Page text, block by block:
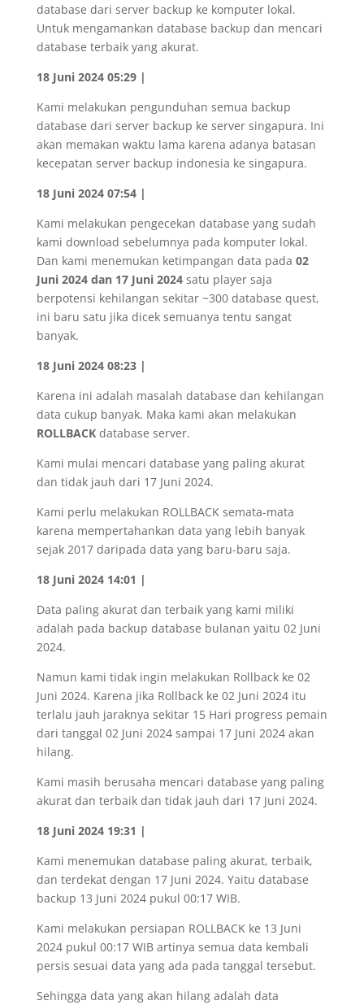
database dari server backup ke komputer lokal.
Untuk mengamankan database backup dan mencari
database terbaik yang akurat.
18 Juni 2024 05:29 |
Kami melakukan pengunduhan semua backup
database dari server backup ke server singapura. Ini
akan memakan waktu lama karena adanya batasan
kecepatan server backup indonesia ke singapura.
18 Juni 2024 07:54 |
Kami melakukan pengecekan database yang sudah
kami download sebelumnya pada komputer lokal.
Dan kami menemukan ketimpangan data pada 02
Juni 2024 dan 17 Juni 2024satu player saja
berpotensi kehilangan sekitar ~300 database quest,
ini baru satu jika dicek semuanya tentu sangat
banyak.
18 Juni 2024 08:23 |
Karena ini adalah masalah database dan kehilangan
data cukup banyak. Maka kami akan melakukan
ROLLBACKdatabase server.
Kami mulai mencari database yang paling akurat
dan tidak jauh dari 17 Juni 2024.
Kami perlu melakukan ROLLBACK semata-mata
karena mempertahankan data yang lebih banyak
sejak 2017 daripada data yang baru-baru saja.
18 Juni 2024 14:01 |
Data paling akurat dan terbaik yang kami miliki
adalah pada backup database bulanan yaitu 02 Juni
2024.
Namun kami tidak ingin melakukan Rollback ke 02
Juni 2024. Karena jika Rollback ke 02 Juni 2024 itu
terlalu jauh jaraknya sekitar 15 Hari progress pemain
dari tanggal 02 Juni 2024 sampai 17 Juni 2024 akan
hilang.
Kami masih berusaha mencari database yang paling
akurat dan terbaik dan tidak jauh dari 17 Juni 2024.
18 Juni 2024 19:31 |
Kami menemukan database paling akurat, terbaik,
dan terdekat dengan 17 Juni 2024. Yaitu database
backup 13 Juni 2024 pukul 00:17 WIB.
Kami melakukan persiapan ROLLBACK ke 13 Juni
2024 pukul 00:17 WIB artinya semua data kembali
persis sesuai data yang ada pada tanggal tersebut.
Sehingga data yang akan hilang adalah data